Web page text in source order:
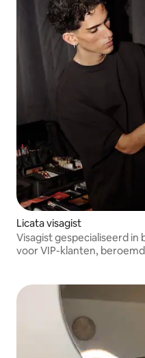
Licata visagist
Visagist gespecialiseerd
voor VIP-klanten,